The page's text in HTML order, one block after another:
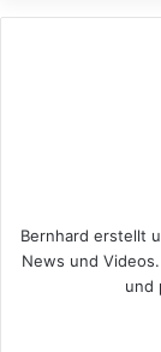
Bernhard erstellt
News und
und